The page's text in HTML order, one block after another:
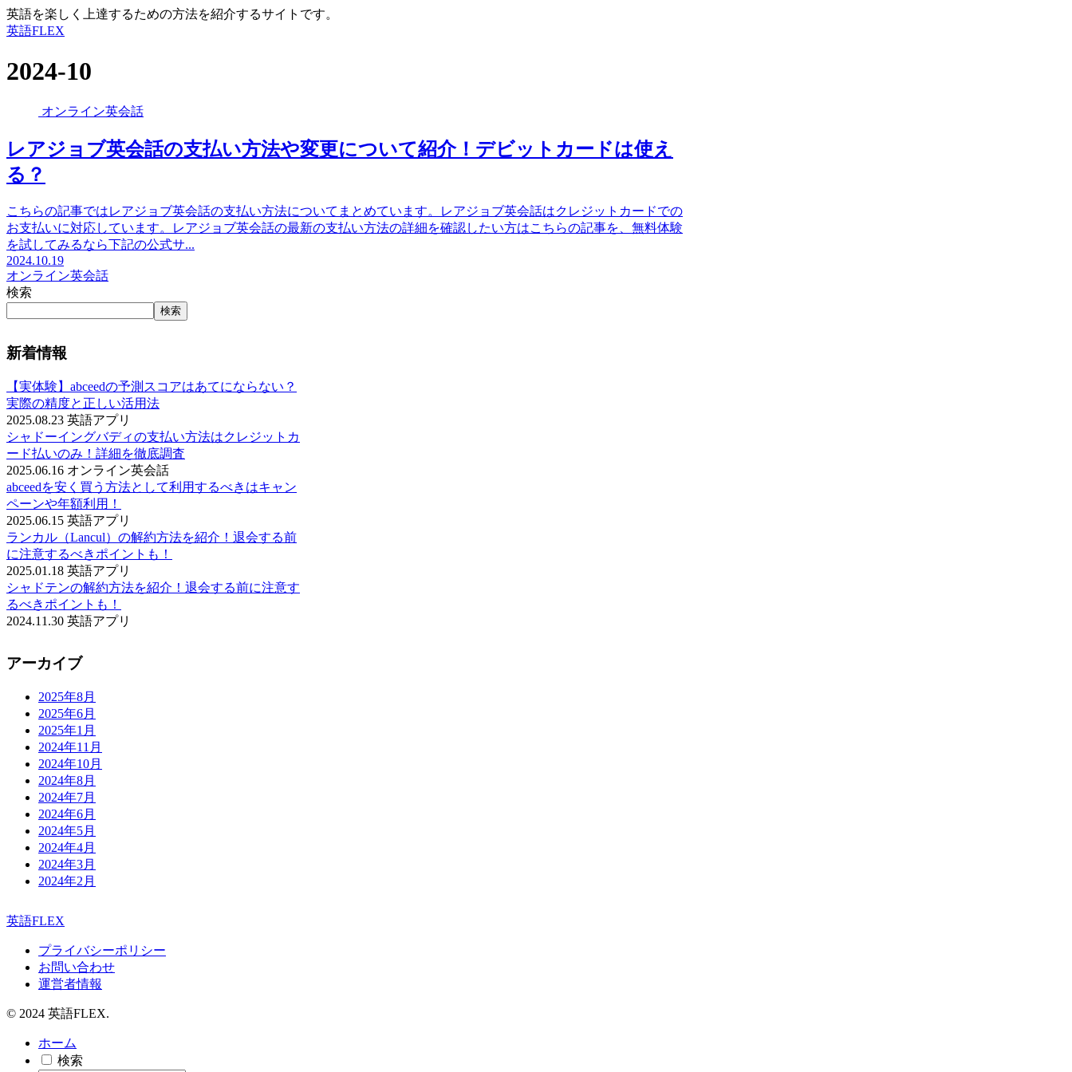
英語を楽しく上達するための方法を紹介するサイトです。
英語FLEX
2024-10
オンライン英会話
レアジョブ英会話の支払い方法や変更について紹介！デビットカードは使え
る？
こちらの記事ではレアジョブ英会話の支払い方法についてまとめています。レアジョブ英会話はクレジットカードでの
お支払いに対応しています。レアジョブ英会話の最新の支払い方法の詳細を確認したい方はこちらの記事を、無料体験
を試してみるなら下記の公式サ...
2024.10.19
オンライン英会話
検索
検索
新着情報
【実体験】abceedの予測スコアはあてにならない？
実際の精度と正しい活用法
2025.08.23 英語アプリ
シャドーイングバディの支払い方法はクレジットカ
ード払いのみ！詳細を徹底調査
2025.06.16 オンライン英会話
abceedを安く買う方法として利用するべきはキャン
ペーンや年額利用！
2025.06.15 英語アプリ
ランカル（Lancul）の解約方法を紹介！退会する前
に注意するべきポイントも！
2025.01.18 英語アプリ
シャドテンの解約方法を紹介！退会する前に注意す
るべきポイントも！
2024.11.30 英語アプリ
アーカイブ
2025年8月
2025年6月
2025年1月
2024年11月
2024年10月
2024年8月
2024年7月
2024年6月
2024年5月
2024年4月
2024年3月
2024年2月
英語FLEX
プライバシーポリシー
お問い合わせ
運営者情報
© 2024 英語FLEX.
ホーム
検索